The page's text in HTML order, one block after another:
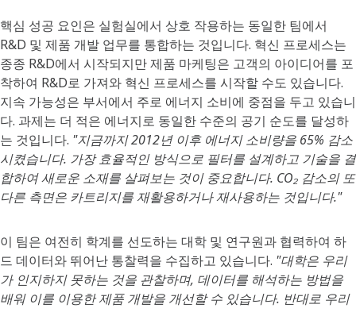
핵심 성공 요인은 실험실에서 상호 작용하는 동일한 팀에서
R&D 및 제품 개발 업무를 통합하는 것입니다. 혁신 프로세스는
종종 R&D에서 시작되지만 제품 마케팅은 고객의 아이디어를 포
착하여 R&D로 가져와 혁신 프로세스를 시작할 수도 있습니다.
지속 가능성은 부서에서 주로 에너지 소비에 중점을 두고 있습니
다. 과제는 더 적은 에너지로 동일한 수준의 공기 순도를 달성하
는 것입니다. "지금까지 2012년 이후 에너지 소비량을 65% 감소
시켰습니다. 가장 효율적인 방식으로 필터를 설계하고 기술을 결
합하여 새로운 소재를 살펴보는 것이 중요합니다. CO₂ 감소의 또
다른 측면은 카트리지를 재활용하거나 재사용하는 것입니다."
이 팀은 여전히 학계를 선도하는 대학 및 연구원과 협력하여 하
드 데이터와 뛰어난 통찰력을 수집하고 있습니다. "대학은 우리
가 인지하지 못하는 것을 관찰하며, 데이터를 해석하는 방법을
배워 이를 이용한 제품 개발을 개선할 수 있습니다. 반대로 우리